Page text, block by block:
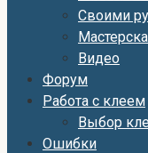
Своими
Видео
Форум
Работа с клеем
Выбор
Ошибки